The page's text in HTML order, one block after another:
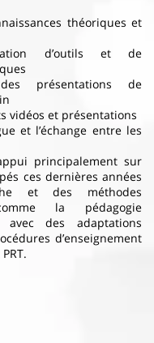
théoriques et
d’outils et de
présentations de
vidéos et présentations
et l’échange entre les
principalement sur
ces dernières années
et des méthodes
la pédagogie
avec des adaptations
d’enseignement